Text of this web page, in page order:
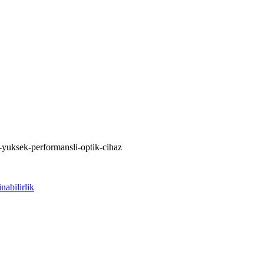
performansli-optik-cihaz